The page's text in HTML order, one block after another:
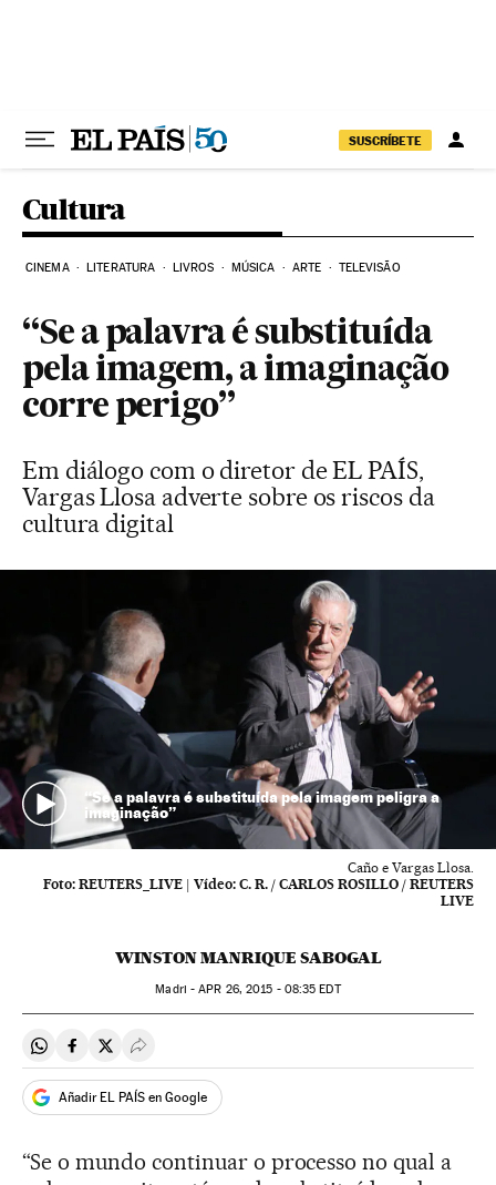
SUSCRÍBETE
Cultura
CINEMA LITERATURA LIVROS MÚSICA ARTE TELEVISÃO
“Se a palavra é substituída
pela imagem, a imaginação
corre perigo”
Em diálogo com o diretor de EL PAÍS,
Vargas Llosa adverte sobre os riscos da
cultura digital
“Se a palavra é substituída pela imagem peligra a
imaginação”
Caño e Vargas Llosa.
Foto: REUTERS_LIVE | Vídeo: C. R. / CARLOS ROSILLO / REUTERS
LIVE
WINSTON MANRIQUE SABOGAL
Madri -APR 26, 2015 - 08:35 EDT
Compartir en Whatsapp
Compartir en Facebook
Compartir en Twitter
Desplegar Redes Sociales
Añadir EL PAÍS en Google
“Se o mundo continuar o processo no qual a